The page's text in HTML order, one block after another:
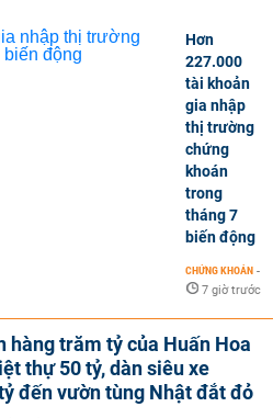
Hơn
227.000
tài khoản
gia nhập
thị trường
chứng
khoán
trong
tháng 7
biến động
CHỨNG KHOÁN -
7 giờ trước
hàng trăm tỷ của Huấn Hoa
thự 50 tỷ, dàn siêu xe
đến vườn tùng Nhật đắt đỏ